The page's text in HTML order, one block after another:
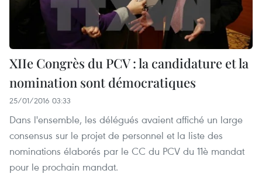
XIIe Congrès du PCV : la candidature et la
nomination sont démocratiques
25/01/2016 03:33
Dans l'ensemble, les délégués avaient affiché un large
consensus sur le projet de personnel et la liste des
nominations élaborés par le CC du PCV du 11è mandat
pour le prochain mandat.